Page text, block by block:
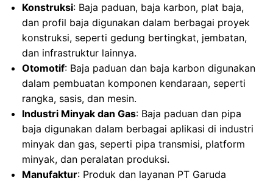
Konstruksi: Baja paduan, baja karbon, plat baja,
dan profil baja digunakan dalam berbagai proyek
konstruksi, seperti gedung bertingkat, jembatan,
dan infrastruktur lainnya.
Otomotif: Baja paduan dan baja karbon digunakan
dalam pembuatan komponen kendaraan, seperti
rangka, sasis, dan mesin.
Industri Minyak dan Gas: Baja paduan dan pipa
baja digunakan dalam berbagai aplikasi di industri
minyak dan gas, seperti pipa transmisi, platform
minyak, dan peralatan produksi.
Manufaktur: Produk dan layanan PT Garuda